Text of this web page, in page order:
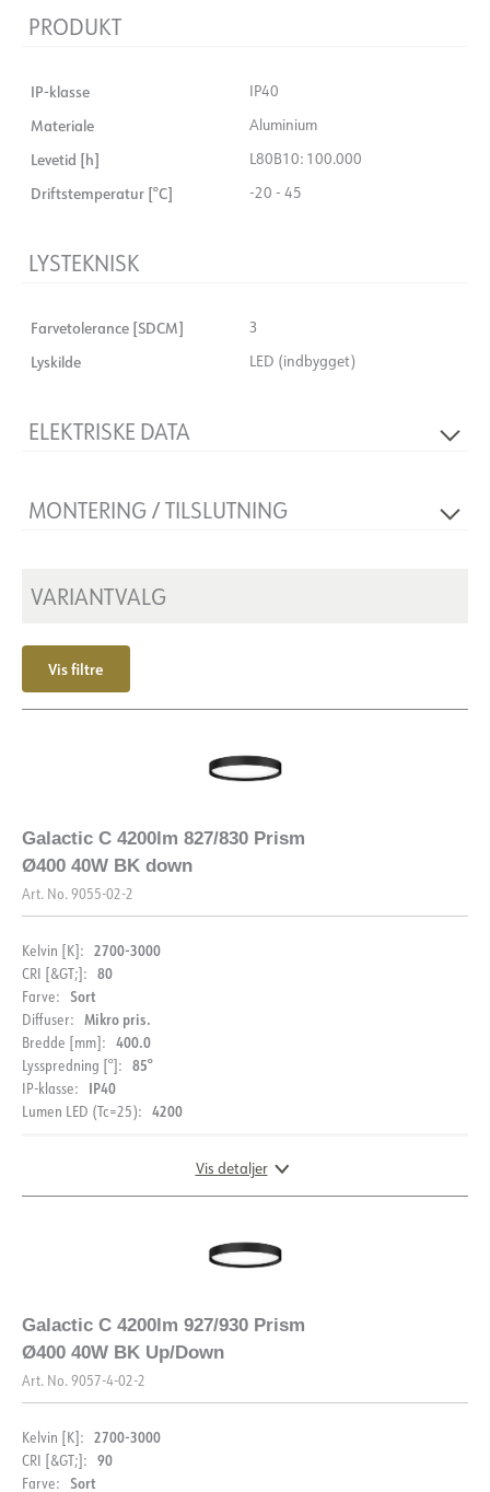
PRODUKT
IP-klasse IP40
Materiale Aluminium
Levetid [h] L80B10: 100.000
Driftstemperatur [°C] -20 - 45
LYSTEKNISK
Farvetolerance [SDCM] 3
Lyskilde LED (indbygget)
ELEKTRISKE DATA
Isoleringsklasse
MONTERING / TILSLUTNING
Montering
VARIANTVALG
Vis filtre
Galactic C 4200lm 827/830 Prism
Ø400 40W BK down
Art. No. 9055-02-2
Kelvin [K]: 2700-3000
CRI [&GT;]: 80
Farve: Sort
Diffuser: Mikro pris.
Bredde [mm]: 400.0
Lysspredning [°]: 85°
IP-klasse: IP40
Lumen LED (Tc=25): 4200
Vis detaljer
DIMENSIONER OG LYSFORDELING
Galactic C 4200lm 927/930 Prism
Ø400 40W BK Up/Down
Art. No. 9057-4-02-2
Kelvin [K]: 2700-3000
CRI [&GT;]: 90
Farve: Sort